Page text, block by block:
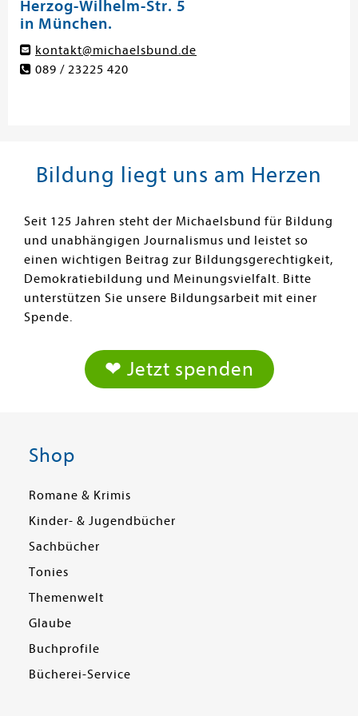
Herzog-Wilhelm-Str. 5
in München.
kontakt@michaelsbund.de
089 / 23225 420
Bildung liegt uns am Herzen
Seit 125 Jahren steht der Michaelsbund für Bildung
und unabhängigen Journalismus und leistet so
einen wichtigen Beitrag zur Bildungsgerechtigkeit,
Demokratiebildung und Meinungsvielfalt. Bitte
unterstützen Sie unsere Bildungsarbeit mit einer
Spende.
❤ Jetzt spenden
Shop
Romane & Krimis
Kinder- & Jugendbücher
Sachbücher
Tonies
Themenwelt
Glaube
Buchprofile
Bücherei-Service